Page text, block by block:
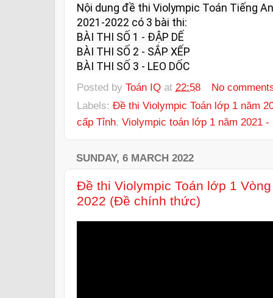
Nội dung đề thi Violympic Toán Tiếng
2021-2022 có 3 bài thi:
BÀI THI SỐ 1 - ĐẬP DẾ
BÀI THI SỐ 2 - SẮP XẾP
BÀI THI SỐ 3 - LEO DỐC
Posted by Toán IQ at 22:58
No
Labels: Đề thi Violympic Toán lớp 1 năm
cấp Tỉnh, Violympic toán lớp 1 năm 2021 -
SUNDAY, 6 MARCH 2022
Đề thi Violympic Toán lớp 1
2022 (Đề chính thức)